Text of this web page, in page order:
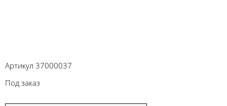
Артикул 37000037
Под заказ